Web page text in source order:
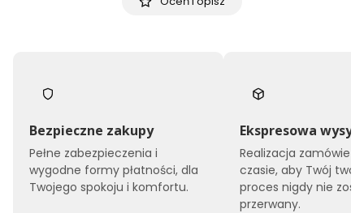
Bezpieczne zakupy
Pełne zabezpieczenia i
wygodne formy płatności, dla
Twojego spokoju i komfortu.
Ekspresowa
Realizacja zamówień
czasie, aby Twój
proces nigdy nie
przerwany.